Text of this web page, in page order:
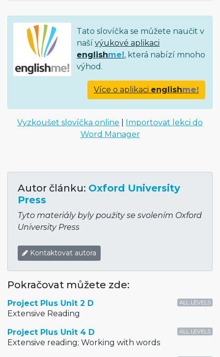
Tato slovíčka se můžete naučit v
naší výukové aplikaci
englishme!, která nabízí mnoho
výhod.
Více o aplikaci englishme!
Vyzkoušet slovíčka online
Importovat lekci do
Word Manager
Autor článku: Oxford University
Press
Tyto materiály byly použity se svolením Oxford
University Press
Kontaktovat autora
Pokračovat můžete zde:
ALL LEVELS
Project Plus Unit 2 D
Extensive Reading
ALL LEVELS
Project Plus Unit 4 D
Extensive reading; Working with words